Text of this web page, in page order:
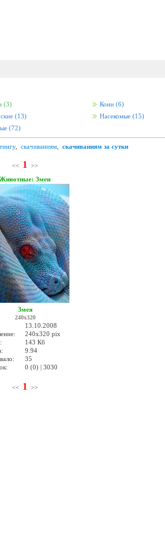
(3) Кони (6)
(13) Насекомые (15)
(72)
, скачиваниям, скачиваниям за сутки
<< 1
>>
Животные: Змеи
Змея
240x320
13.10.2008
240x320 pix
143 Кб
9.94
35
0 (0) | 3030
<< 1 >>